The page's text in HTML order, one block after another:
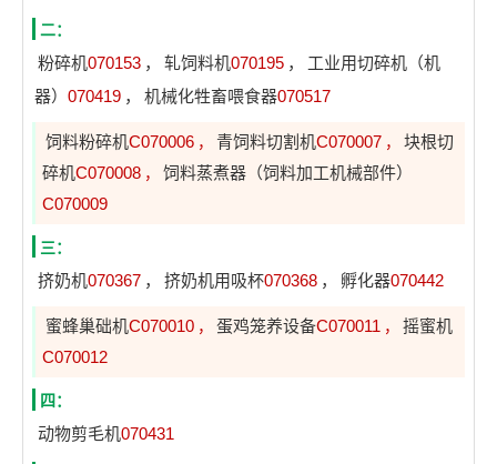
二：
粉碎机070153 ， 轧饲料机070195 ，
工业用切碎机（机
器） 070419 ， 机械化牲畜喂食器070517
饲料粉碎机C070006 ， 青饲料切割机C070007 ，
块根切
碎机C070008 ，
饲料蒸煮器（饲料加工机械部件）
C070009
三：
挤奶机070367 ， 挤奶机用吸杯070368 ， 孵化器070442
蜜蜂巢础机C070010 ， 蛋鸡笼养设备C070011 ，
摇蜜机
C070012
四：
动物剪毛机070431